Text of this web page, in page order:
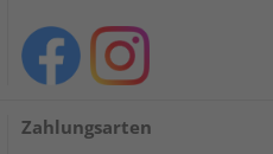
Zahlungsarten